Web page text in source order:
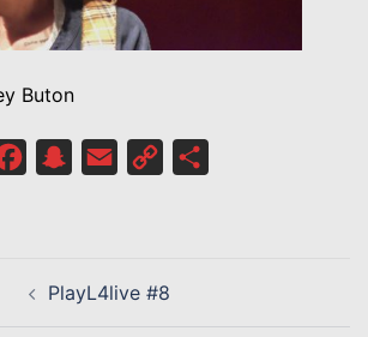
Buton
FacebookSnapchat
Email
Copy
PlayL4live #8